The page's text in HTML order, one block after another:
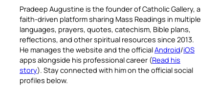
Pradeep Augustine is the founder of Catholic Gallery, a
faith-driven platform sharing Mass Readings in multiple
languages, prayers, quotes, catechism, Bible plans,
reflections, and other spiritual resources since 2013.
He manages the website and the officialAndroid/iOS
apps alongside his professional career (Read his
story). Stay connected with him on the official social
profiles below.